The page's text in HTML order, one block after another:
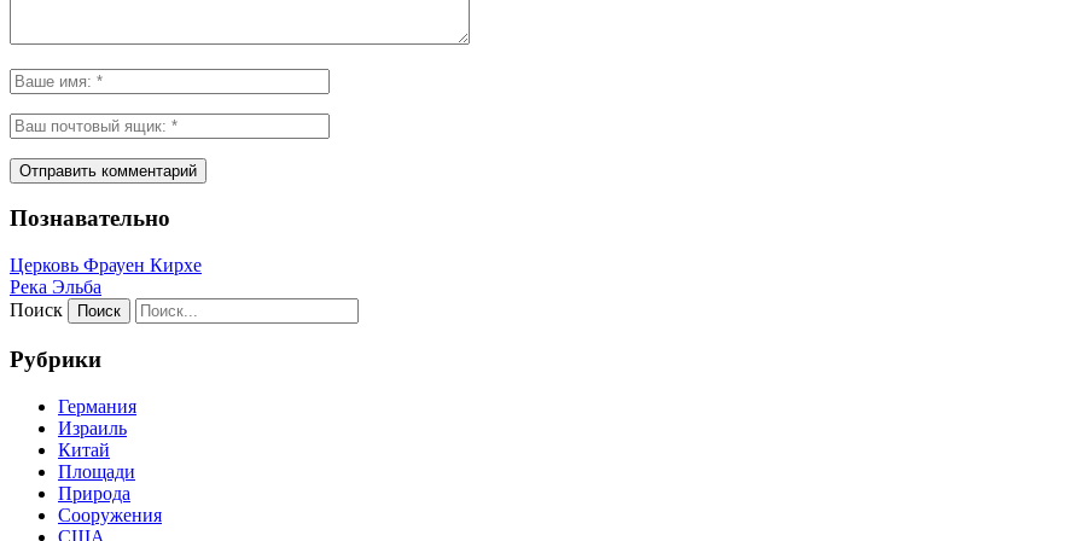
Познавательно
Церковь Фрауен Кирхе
Река Эльба
Поиск
Рубрики
Германия
Израиль
Китай
Площади
Природа
Сооружения
США